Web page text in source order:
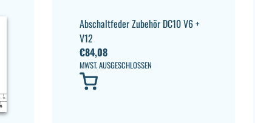
Abschaltfeder Zubehör DC10 V6 +
V12
€84,08
MWST. AUSGESCHLOSSEN